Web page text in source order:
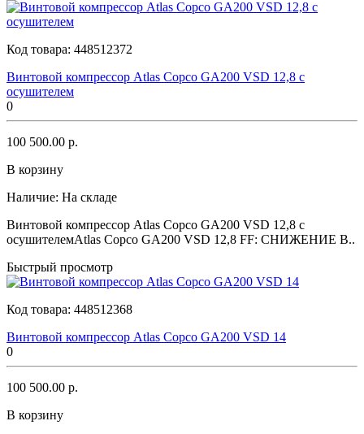
Код товара: 448512372
Винтовой компрессор Atlas Copco GA200 VSD 12,8 с
осушителем
0
100 500.00 р.
В корзину
Наличие: На складе
Винтовой компрессор Atlas Copco GA200 VSD 12,8 с
осушителемAtlas Copco GA200 VSD 12,8 FF: СНИЖЕНИЕ В..
Быстрый просмотр
Код товара: 448512368
Винтовой компрессор Atlas Copco GA200 VSD 14
0
100 500.00 р.
В корзину